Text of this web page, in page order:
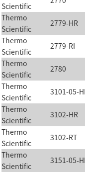
Scientific
Thermo
Scientific
2779-HR
Thermo
Scientific
2779-RI
Thermo
Scientific
2780
Thermo
Scientific
3101-05-
Thermo
Scientific
3102-HR
Thermo
Scientific
3102-RT
Thermo
Scientific
3151-05-